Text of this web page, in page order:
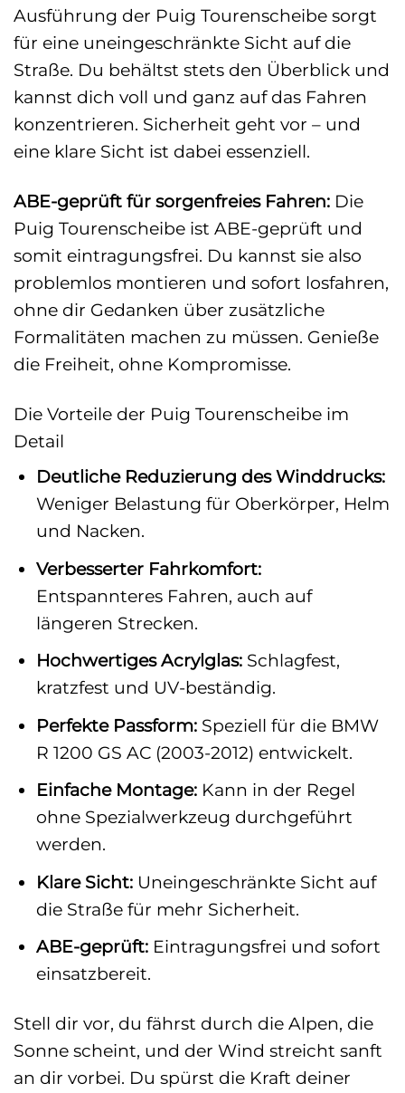
Ausführung der Puig Tourenscheibe sorgt
für eine uneingeschränkte Sicht auf die
Straße. Du behältst stets den Überblick und
kannst dich voll und ganz auf das Fahren
konzentrieren. Sicherheit geht vor – und
eine klare Sicht ist dabei essenziell.
ABE-geprüft für sorgenfreies Fahren: Die
Puig Tourenscheibe ist ABE-geprüft und
somit eintragungsfrei. Du kannst sie also
problemlos montieren und sofort losfahren,
ohne dir Gedanken über zusätzliche
Formalitäten machen zu müssen. Genieße
die Freiheit, ohne Kompromisse.
Die Vorteile der Puig Tourenscheibe im
Detail
Deutliche Reduzierung des Winddrucks:
Weniger Belastung für Oberkörper, Helm
und Nacken.
Verbesserter Fahrkomfort:
Entspannteres Fahren, auch auf
längeren Strecken.
Hochwertiges Acrylglas:Schlagfest,
kratzfest und UV-beständig.
Perfekte Passform:Speziell für die BMW
R 1200 GS AC (2003-2012) entwickelt.
Einfache Montage:Kann in der Regel
ohne Spezialwerkzeug durchgeführt
werden.
Klare Sicht:Uneingeschränkte Sicht auf
die Straße für mehr Sicherheit.
ABE-geprüft:Eintragungsfrei und sofort
einsatzbereit.
Stell dir vor, du fährst durch die Alpen, die
Sonne scheint, und der Wind streicht sanft
an dir vorbei. Du spürst die Kraft deiner